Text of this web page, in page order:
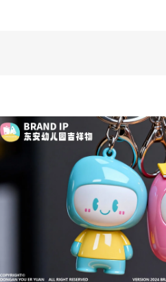
成功案例：品牌IP设计的视
案设计